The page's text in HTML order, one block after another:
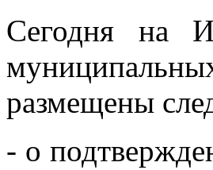
Сегодня на
размещены
- о